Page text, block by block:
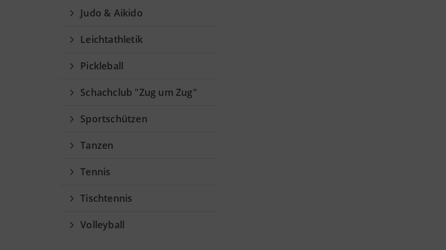
Judo & Aikido
Leichtathletik
Pickleball
Schachclub "Zug um Zug"
Sportschützen
Tanzen
Tennis
Tischtennis
Volleyball